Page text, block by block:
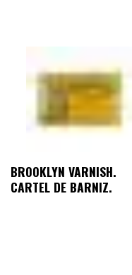
BROOKLYN VARNISH.
CARTEL DE BARNIZ.